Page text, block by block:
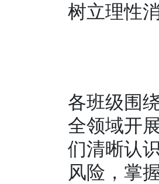
树立理性
各班级围
全领域开
们清晰认
风险，掌